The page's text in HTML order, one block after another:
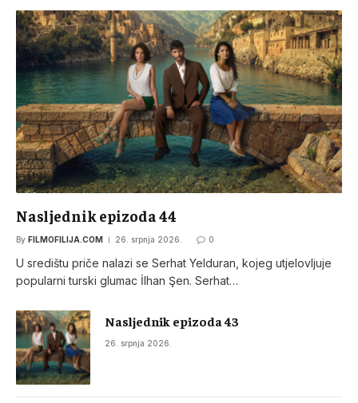
Nasljednik epizoda 44
By FILMOFILIJA.COM 26. srpnja 2026. 0
U središtu priče nalazi se Serhat Yelduran, kojeg utjelovljuje
popularni turski glumac İlhan Şen. Serhat…
Nasljednik epizoda 43
26. srpnja 2026.